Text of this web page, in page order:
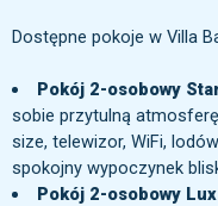
Dostępne pokoje w Villa
Pokój 2-osobowy
sobie przytulną
size, telewizor, WiFi,
spokojny wypoczynek
Pokój 2-osobowy Lux